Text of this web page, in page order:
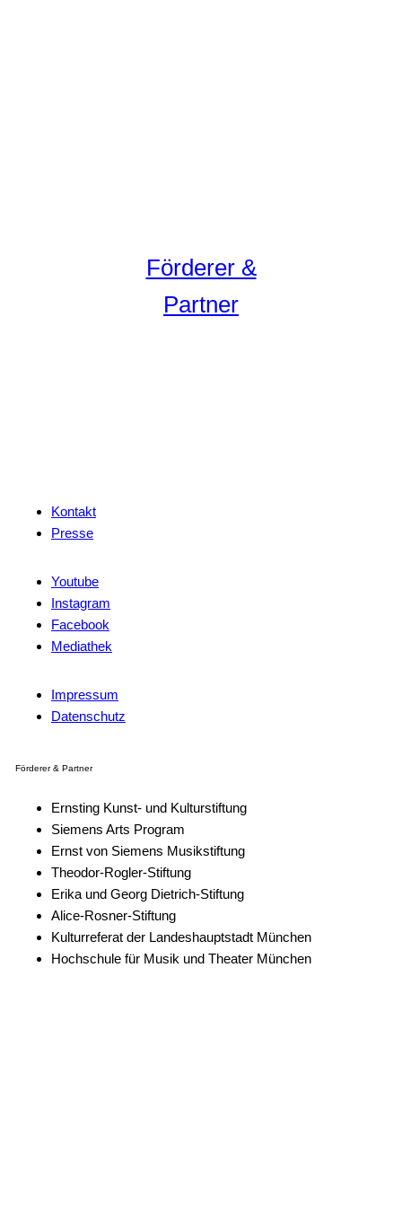
Förderer &
Partner
Kontakt
Presse
Youtube
Instagram
Facebook
Mediathek
Impressum
Datenschutz
Förderer & Partner
Ernsting Kunst- und Kulturstiftung
Siemens Arts Program
Ernst von Siemens Musikstiftung
Theodor-Rogler-Stiftung
Erika und Georg Dietrich-Stiftung
Alice-Rosner-Stiftung
Kulturreferat der Landeshauptstadt München
Hochschule für Musik und Theater München